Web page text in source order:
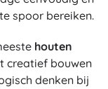
spoor bereiken.
houten
creatief bouwen
denken bij